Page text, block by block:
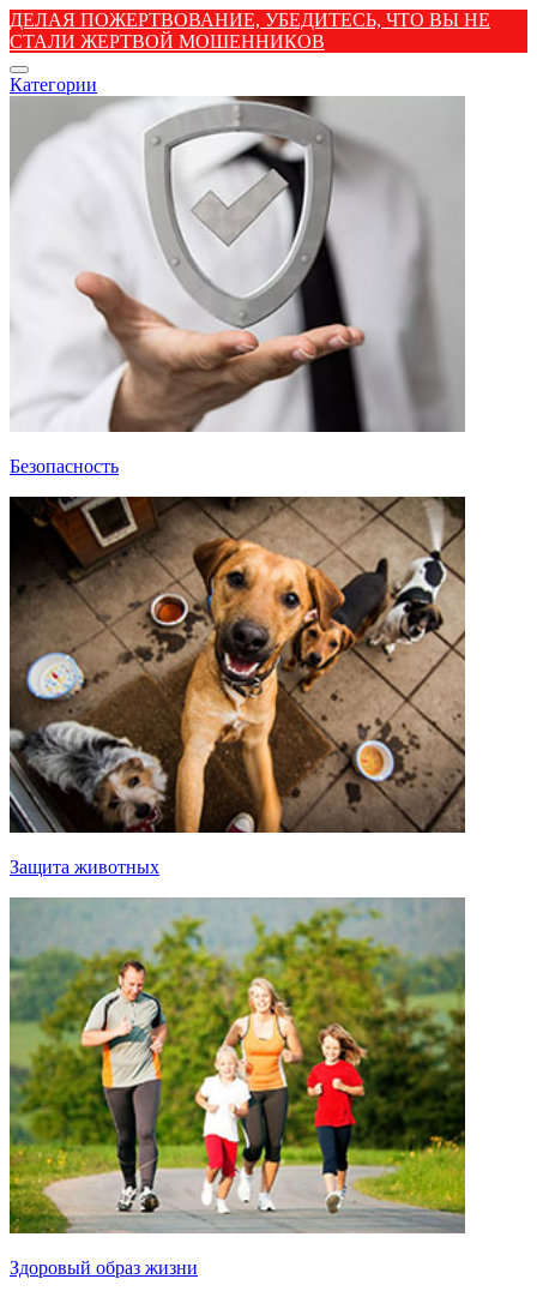
ДЕЛАЯ ПОЖЕРТВОВАНИЕ, УБЕДИТЕСЬ, ЧТО ВЫ НЕ
СТАЛИ ЖЕРТВОЙ МОШЕННИКОВ
Категории
Безопасность
Защита животных
Здоровый образ жизни